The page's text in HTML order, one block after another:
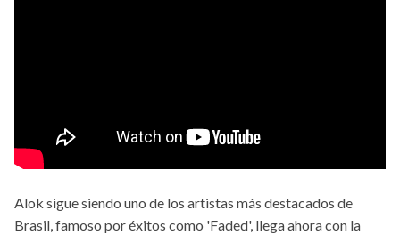
Alok sigue siendo uno de los artistas más destacados de
Brasil, famoso por éxitos como 'Faded', llega ahora con la